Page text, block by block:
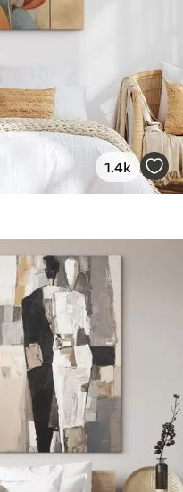
1.4k